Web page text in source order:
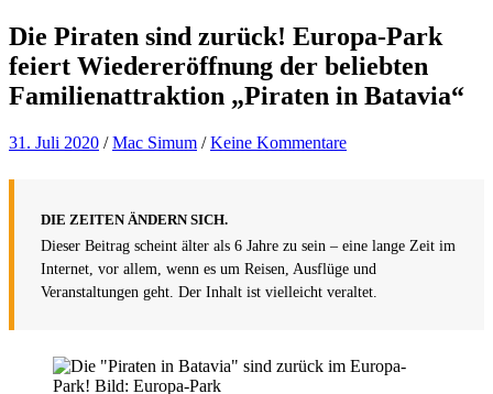
Die Piraten sind zurück! Europa-Park
feiert Wiedereröffnung der beliebten
Familienattraktion „Piraten in Batavia“
31. Juli 2020 /Mac Simum /Keine Kommentare
DIE ZEITEN ÄNDERN SICH.
Dieser Beitrag scheint älter als 6 Jahre zu sein – eine lange Zeit im
Internet, vor allem, wenn es um Reisen, Ausflüge und
Veranstaltungen geht. Der Inhalt ist vielleicht veraltet.